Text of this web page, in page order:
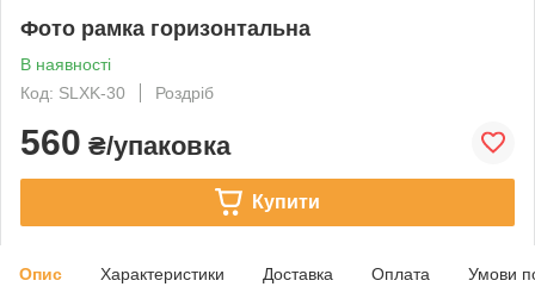
Фото рамка горизонтальна
В наявності
Код: SLXK-30
Роздріб
560 ₴/упаковка
Купити
Опис Характеристики Доставка Оплата Умови